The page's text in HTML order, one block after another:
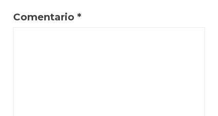
Comentario *